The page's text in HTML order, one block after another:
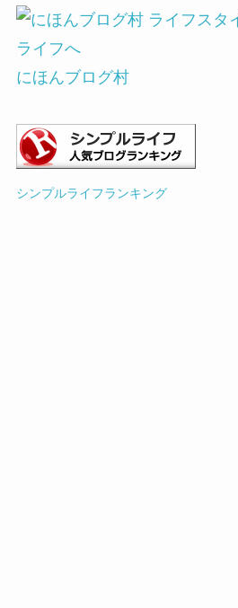
にほんブログ村
シンプルライフランキング